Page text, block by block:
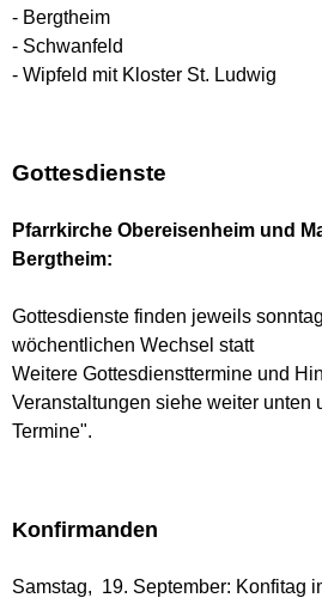
- Bergtheim
- Schwanfeld
- Wipfeld mit Kloster St. Ludwig
Gottesdienste
Pfarrkirche Obereisenheim und
Bergtheim:
Gottesdienste finden jeweils
wöchentlichen Wechsel statt
Weitere Gottesdiensttermine und
Veranstaltungen siehe weiter unten
Termine".
Konfirmanden
Samstag, 19. September: Konfitag